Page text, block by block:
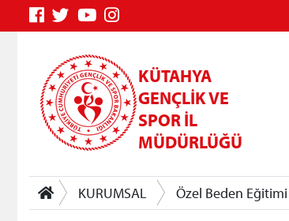
KÜTAHYA
GENÇLİK VE
SPOR İL
MÜDÜRLÜĞÜ
KURUMSAL Özel Beden